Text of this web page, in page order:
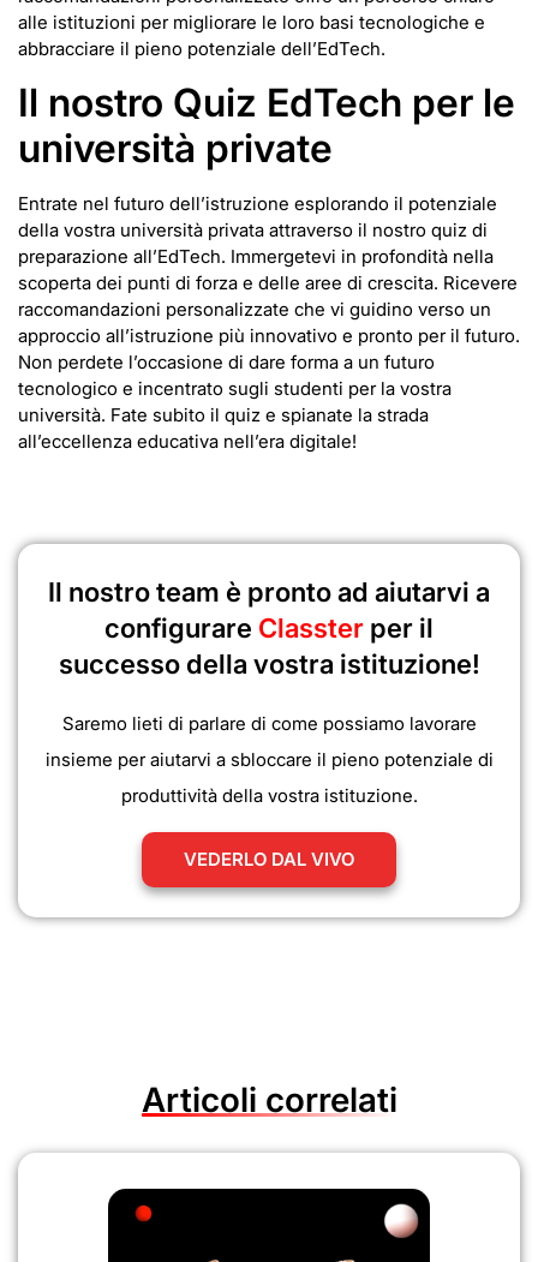
alle istituzioni per migliorare le loro basi tecnologiche e
abbracciare il pieno potenziale dell’EdTech.
Il nostro Quiz EdTech per le
università private
Entrate nel futuro dell’istruzione esplorando il potenziale
della vostra università privata attraverso il nostro quiz di
preparazione all’EdTech. Immergetevi in profondità nella
scoperta dei punti di forza e delle aree di crescita. Ricevere
raccomandazioni personalizzate che vi guidino verso un
approccio all’istruzione più innovativo e pronto per il futuro.
Non perdete l’occasione di dare forma a un futuro
tecnologico e incentrato sugli studenti per la vostra
università. Fate subito il quiz e spianate la strada
all’eccellenza educativa nell’era digitale!
Il nostro team è pronto ad aiutarvi a
configurare Classter per il
successo della vostra istituzione!
Saremo lieti di parlare di come possiamo lavorare
insieme per aiutarvi a sbloccare il pieno potenziale di
produttività della vostra istituzione.
VEDERLO DAL VIVO
Articoli correlati